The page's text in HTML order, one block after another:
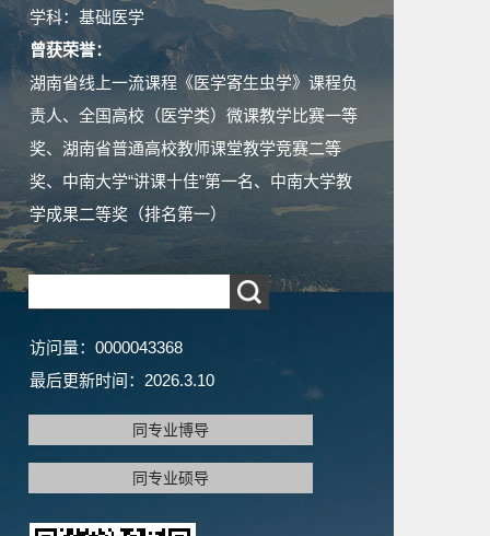
学科：基础医学
曾获荣誉：
湖南省线上一流课程《医学寄生虫学》课程负
责人、全国高校（医学类）微课教学比赛一等
奖、湖南省普通高校教师课堂教学竞赛二等
奖、中南大学“讲课十佳”第一名、中南大学教
学成果二等奖（排名第一）
访问量： 0000043368
最后更新时间： 2026.3.10
同专业博导
同专业硕导